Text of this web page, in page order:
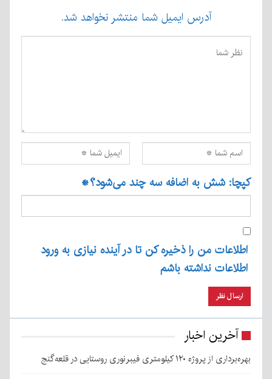
آدرس ایمیل شما منتشر نخواهد شد.
کپچا: شش به اضافه سه چند می‌شود؟*
اطلاعات من را ذخیره کن تا در آینده نیازی به ورود
اطلاعات نداشته باشم
آخرین اخبار
بهره‌برداری از پروژه ۱۲۰ کیلومتری فیبرنوری روستایی در قلعه‌گنج